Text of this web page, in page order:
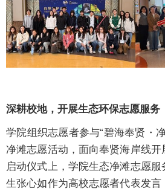
深耕校地，开展生态环保志愿服务
学院组织志愿者参与“碧海奉贤・
净滩志愿活动，面向奉贤海岸线
启动仪式上，学院生态净滩志愿
生张心如作为高校志愿者代表发